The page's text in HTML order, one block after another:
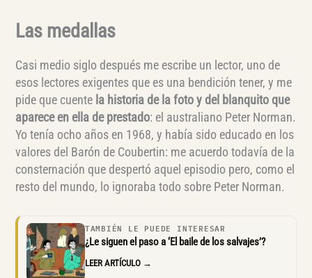
Las medallas
Casi medio siglo después me escribe un lector, uno de
esos lectores exigentes que es una bendición tener, y me
pide que cuente la historia de la foto y del blanquito que
aparece en ella de prestado: el australiano Peter Norman.
Yo tenía ocho años en 1968, y había sido educado en los
valores del Barón de Coubertin: me acuerdo todavía de la
consternación que despertó aquel episodio pero, como el
resto del mundo, lo ignoraba todo sobre Peter Norman.
TAMBIÉN LE PUEDE INTERESAR
¿Le siguen el paso a ‘El baile de los salvajes’?
LEER ARTÍCULO →